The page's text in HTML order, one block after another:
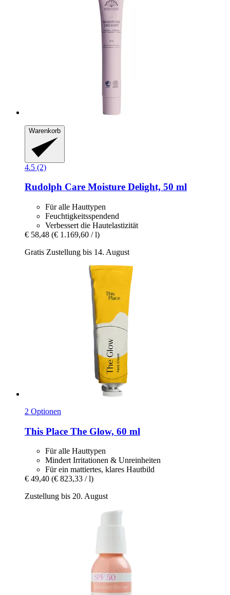
Warenkorb
4.5 (2)
Rudolph Care Moisture Delight, 50 ml
Für alle Hauttypen
Feuchtigkeitsspendend
Verbessert die Hautelastizität
€ 58,48 (€ 1.169,60 / l)
Gratis Zustellung bis 14. August
2 Optionen
This Place The Glow, 60 ml
Für alle Hauttypen
Mindert Irritationen & Unreinheiten
Für ein mattiertes, klares Hautbild
€ 49,40 (€ 823,33 / l)
Zustellung bis 20. August